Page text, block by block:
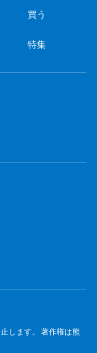
買う
特集
します。 著作権は熊